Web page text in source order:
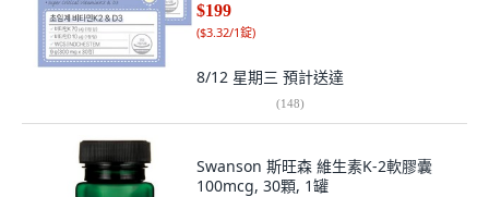
$199
($3.32/1錠)
8/12 星期三 預計送達
(148)
Swanson 斯旺森 維生素K-2軟膠囊
100mcg, 30顆, 1罐